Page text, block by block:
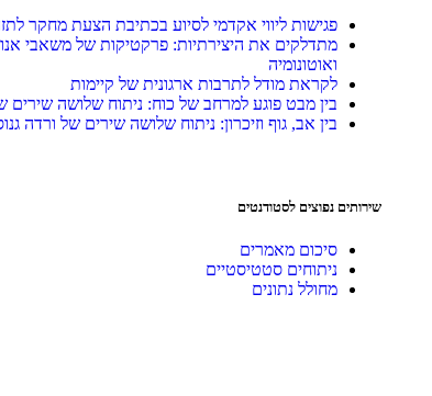
פגישות ליווי אקדמי לסיוע בכתיבת הצעת מחקר
מתדלקים את היצירתיות: פרקטיקות של משאבי
ואוטונומיה
לקראת מודל לתרבות ארגונית של קיימות
בין מבט פוגע למרחב של כוח: ניתוח שלושה שירים של
בין אב, גוף וזיכרון: ניתוח שלושה שירים של ורדה
שירותים נפוצים לסטודנטים
סיכום מאמרים
ניתוחים סטטיסטיים
מחולל נתונים